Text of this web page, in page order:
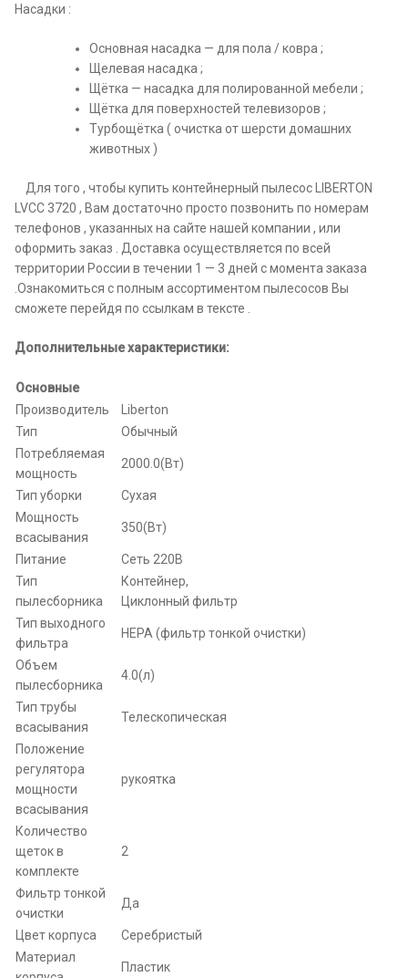
Насадки :
Основная насадка — для пола / ковра ;
Щелевая насадка ;
Щётка — насадка для полированной мебели ;
Щётка для поверхностей телевизоров ;
Турбощётка ( очистка от шерсти домашних
животных )
Для того , чтобы купить контейнерный пылесос LIBERTON
LVCC 3720 , Вам достаточно просто позвонить по номерам
телефонов , указанных на сайте нашей компании , или
оформить заказ . Доставка осуществляется по всей
территории России в течении 1 — 3 дней с момента заказа
.Ознакомиться с полным ассортиментом пылесосов Вы
сможете перейдя по ссылкам в тексте .
Дополнительные характеристики:
Основные
Производитель
Liberton
Тип
Обычный
Потребляемая
мощность
2000.0(Вт)
Тип уборки
Сухая
Мощность
всасывания
350(Вт)
Питание
Сеть 220В
Тип
пылесборника
Контейнер,
Циклонный фильтр
Тип выходного
фильтра
HEPA (фильтр тонкой очистки)
Объем
пылесборника
4.0(л)
Тип трубы
всасывания
Телескопическая
Положение
регулятора
мощности
всасывания
рукоятка
Количество
щеток в
комплекте
2
Фильтр тонкой
очистки
Да
Цвет корпуса
Серебристый
Материал
Пластик